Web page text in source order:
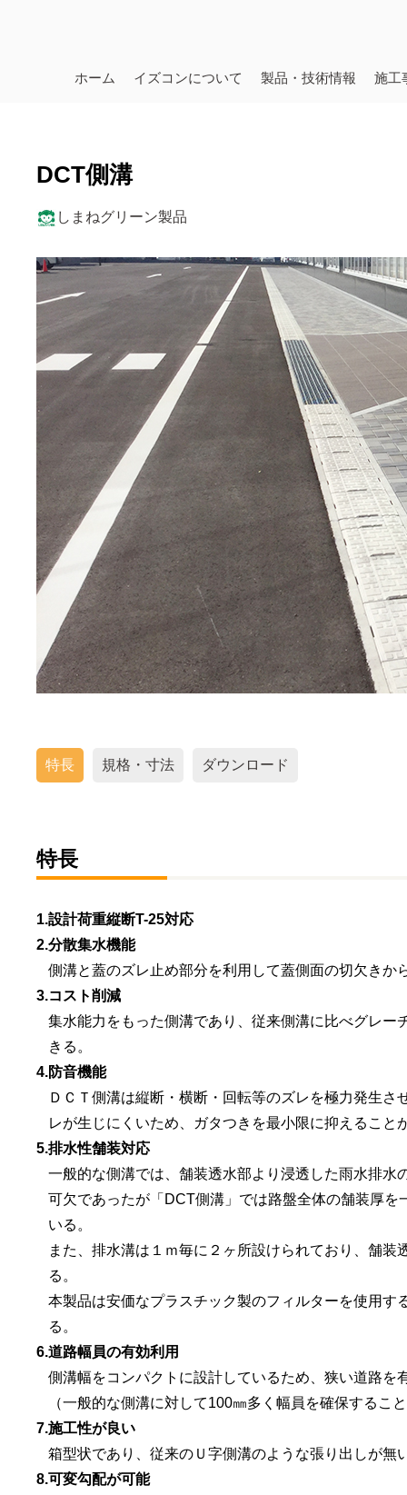
ホーム イズコンについて 製品・技術情報 施工
DCT側溝
しまねグリーン製品
特長 規格・寸法 ダウンロード
特長
1.設計荷重縦断T-25対応
2.分散集水機能
側溝と蓋のズレ止め部分を利用して蓋側面の切欠きか
3.コスト削減
集水能力をもった側溝であり、従来側溝に比べグレー
きる。
4.防音機能
ＤＣＴ側溝は縦断・横断・回転等のズレを極力発生
レが生じにくいため、ガタつきを最小限に抑えること
5.排水性舗装対応
一般的な側溝では、舗装透水部より浸透した雨水排水
可欠であったが「DCT側溝」では路盤全体の舗装厚
いる。
また、排水溝は１ｍ毎に２ヶ所設けられており、舗
る。
本製品は安価なプラスチック製のフィルターを使用す
る。
6.道路幅員の有効利用
側溝幅をコンパクトに設計しているため、狭い道路を
（一般的な側溝に対して100㎜多く幅員を確保するこ
7.施工性が良い
箱型状であり、従来のＵ字側溝のような張り出しが無
8.可変勾配が可能